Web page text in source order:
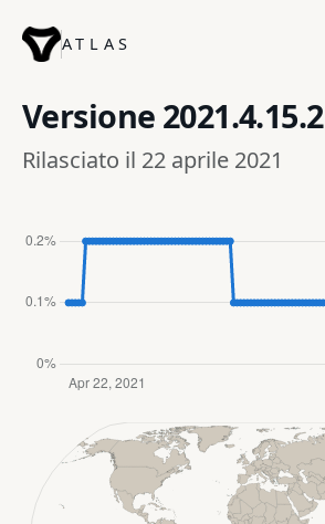
ATLAS
Versione 2021.4.15.2
Rilasciato il 22 aprile 2021